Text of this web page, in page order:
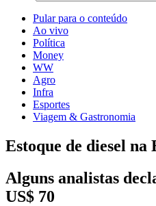
Pular para o conteúdo
Ao vivo
Política
Money
WW
Agro
Infra
Esportes
Viagem & Gastronomia
Estoque de diesel
Alguns analistas
US$ 70